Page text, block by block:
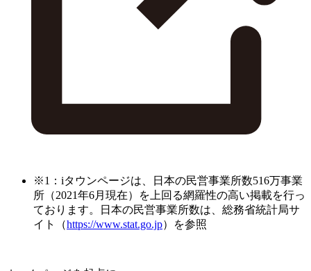
※1：iタウンページは、日本の民営事業所数516万事業
所（2021年6月現在）を上回る網羅性の高い掲載を行っ
ております。日本の民営事業所数は、総務省統計局サ
イト（https://www.stat.go.jp）を参照